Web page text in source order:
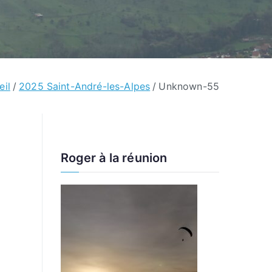
2025 Saint-André-les-Alpes Unknown-55
Roger à la réunion